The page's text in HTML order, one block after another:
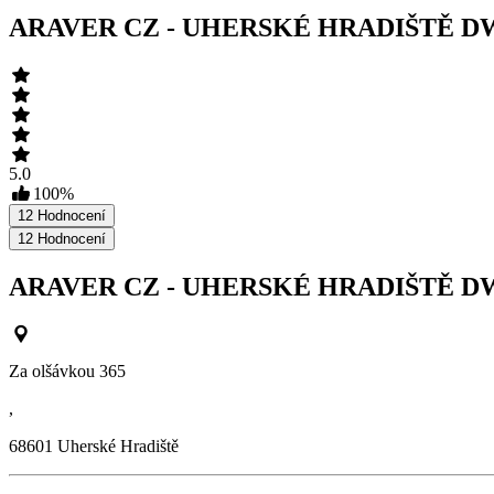
ARAVER CZ - UHERSKÉ HRADIŠTĚ
5.0
100%
12 Hodnocení
12 Hodnocení
ARAVER CZ - UHERSKÉ HRADIŠTĚ
Za olšávkou 365
,
68601 Uherské Hradiště